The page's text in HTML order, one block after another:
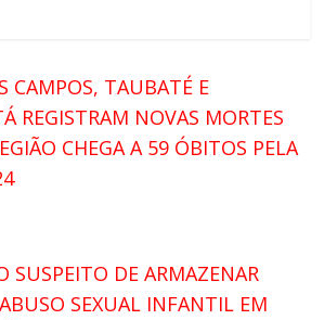
CAMPOS, TAUBATÉ E
REGISTRAM NOVAS MORTES
CHEGA A 59 ÓBITOS PELA
SUSPEITO DE ARMAZENAR
SEXUAL INFANTIL EM